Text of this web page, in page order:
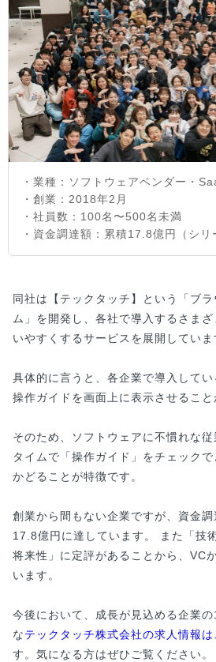
・業種：ソフトウェアベンダー・
・創業：2018年2月
・社員数：100名〜500名未満
・資金調達額：累積17.8億円（シリ
同社は【テックタッチ】という「ブ
ム」を開発し、各社で導入するさま
いやすくするサービスを展開していま
具体的に言うと、各企業で導入してい
操作ガイドを画面上に表示させること
そのため、ソフトウェアに不慣れな
タイムで「操作ガイド」をチェック
かどることが特徴です。
創業から間もない企業ですが、資金
17.8億円に達しています。 また「技
将来性」に定評があることから、VC
います。
今後において、成長が見込める企業
なテックタッチ株式会社の求人情報は
す。気になる方はぜひご覧ください。